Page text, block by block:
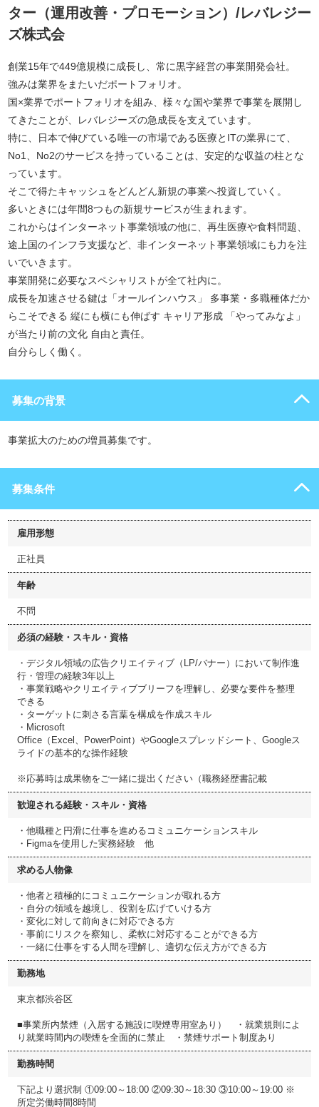
ター（運用改善・プロモーション）/レバレジー
ズ株式会
創業15年で449億規模に成長し、常に黒字経営の事業開発会社。
強みは業界をまたいだポートフォリオ。
国×業界でポートフォリオを組み、様々な国や業界で事業を展開し
てきたことが、レバレジーズの急成長を支えています。
特に、日本で伸びている唯一の市場である医療とITの業界にて、
No1、No2のサービスを持っていることは、安定的な収益の柱とな
っています。
そこで得たキャッシュをどんどん新規の事業へ投資していく。
多いときには年間8つもの新規サービスが生まれます。
これからはインターネット事業領域の他に、再生医療や食料問題、
途上国のインフラ支援など、非インターネット事業領域にも力を注
いでいきます。
事業開発に必要なスペシャリストが全て社内に。
成長を加速させる鍵は「オールインハウス」 多事業・多職種体だか
らこそできる 縦にも横にも伸ばす キャリア形成 「やってみなよ」
が当たり前の文化 自由と責任。
自分らしく働く。
募集の背景
事業拡大のための増員募集です。
募集条件
雇用形態
正社員
年齢
不問
必須の経験・スキル・資格
・デジタル領域の広告クリエイティブ（LP/バナー）において制作進
行・管理の経験3年以上
・事業戦略やクリエイティブブリーフを理解し、必要な要件を整理
できる
・ターゲットに刺さる言葉を構成を作成スキル
・Microsoft
Office（Excel、PowerPoint）やGoogleスプレッドシート、Googleス
ライドの基本的な操作経験
※応募時は成果物をご一緒に提出ください（職務経歴書記載
歓迎される経験・スキル・資格
・他職種と円滑に仕事を進めるコミュニケーションスキル
・Figmaを使用した実務経験 他
求める人物像
・他者と積極的にコミュニケーションが取れる方
・自分の領域を越境し、役割を広げていける方
・変化に対して前向きに対応できる方
・事前にリスクを察知し、柔軟に対応することができる方
・一緒に仕事をする人間を理解し、適切な伝え方ができる方
勤務地
東京都渋谷区
■事業所内禁煙（入居する施設に喫煙専用室あり） ・就業規則によ
り就業時間内の喫煙を全面的に禁止 ・禁煙サポート制度あり
勤務時間
下記より選択制 ①09:00～18:00 ②09:30～18:30 ③10:00～19:00 ※
所定労働時間8時間